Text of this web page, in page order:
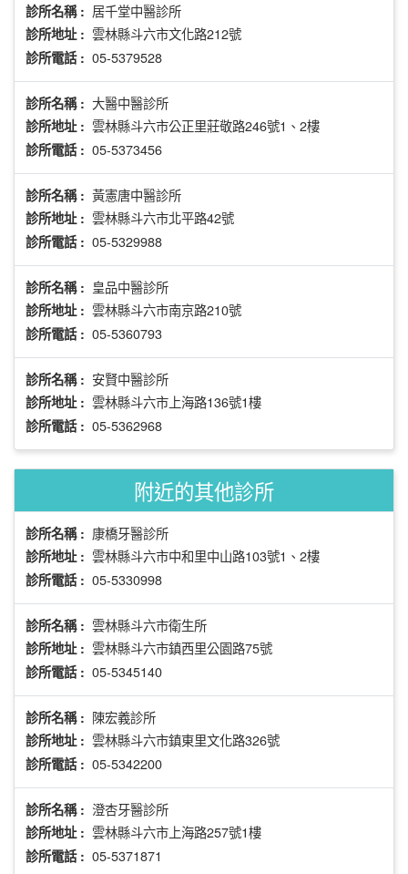
診所名稱 : 居千堂中醫診所
診所地址 : 雲林縣斗六市文化路212號
診所電話 : 05-5379528
診所名稱 : 大醫中醫診所
診所地址 : 雲林縣斗六市公正里莊敬路246號1、2樓
診所電話 : 05-5373456
診所名稱 : 黃憲唐中醫診所
診所地址 : 雲林縣斗六市北平路42號
診所電話 : 05-5329988
診所名稱 : 皇品中醫診所
診所地址 : 雲林縣斗六市南京路210號
診所電話 : 05-5360793
診所名稱 : 安賢中醫診所
診所地址 : 雲林縣斗六市上海路136號1樓
診所電話 : 05-5362968
附近的其他診所
診所名稱 : 康橋牙醫診所
診所地址 : 雲林縣斗六市中和里中山路103號1、2樓
診所電話 : 05-5330998
診所名稱 : 雲林縣斗六市衛生所
診所地址 : 雲林縣斗六市鎮西里公園路75號
診所電話 : 05-5345140
診所名稱 : 陳宏義診所
診所地址 : 雲林縣斗六市鎮東里文化路326號
診所電話 : 05-5342200
診所名稱 : 澄杏牙醫診所
診所地址 : 雲林縣斗六市上海路257號1樓
診所電話 : 05-5371871